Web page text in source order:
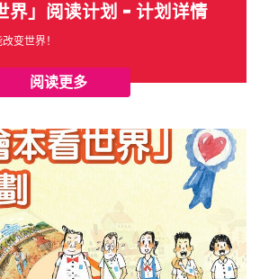
界」阅读计划 - 计划详情
变世界！
阅读更多